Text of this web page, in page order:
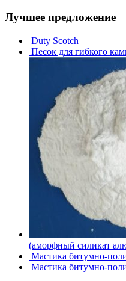
Лучшее предложение
Duty Scotch
Песок для гибкого
(аморфный силикат
Мастика битумно-
Мастика битумно-